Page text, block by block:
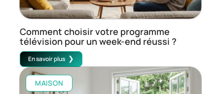
Comment choisir votre programme
télévision pour un week-end réussi ?
En savoir plus
MAISON